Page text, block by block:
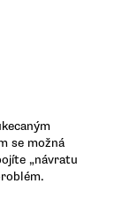
se možná
„návratu